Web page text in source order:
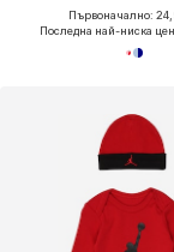
Първоначално:
Последна най-ниска